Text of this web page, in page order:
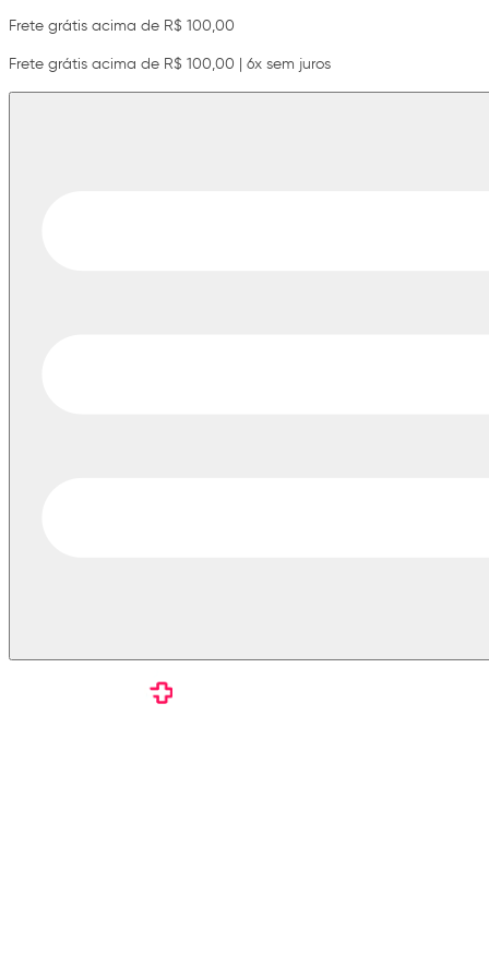
Frete grátis acima de R$ 100,00
Frete grátis acima de R$ 100,00 | 6x sem juros